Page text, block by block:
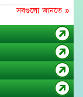
সবগুলো জানতে »